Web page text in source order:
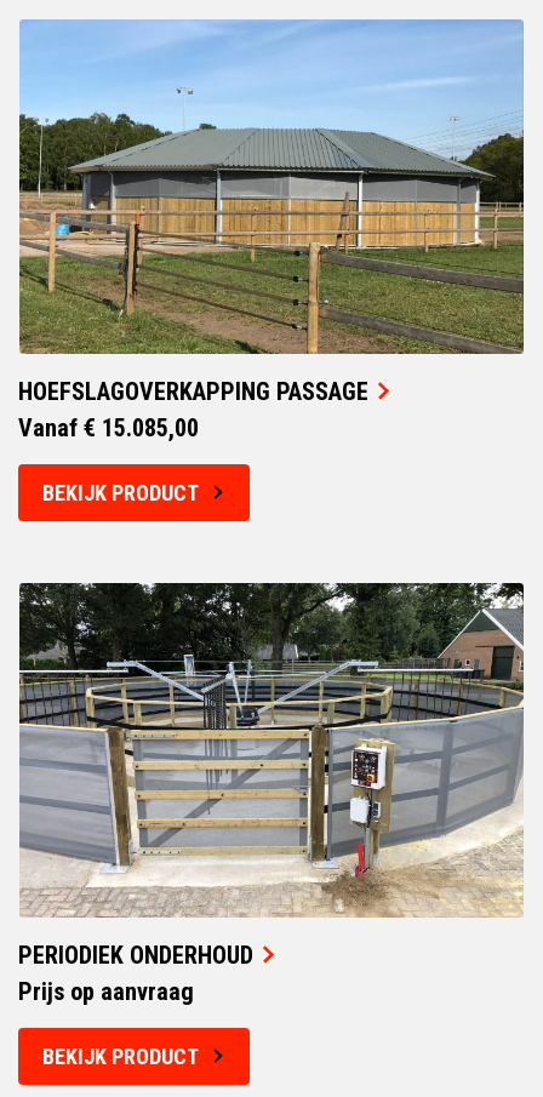
HOEFSLAGOVERKAPPING PASSAGE
Vanaf € 15.085,00
BEKIJK PRODUCT
PERIODIEK ONDERHOUD
Prijs op aanvraag
BEKIJK PRODUCT